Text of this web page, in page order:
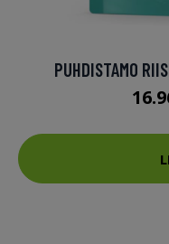
PUHDISTAMO